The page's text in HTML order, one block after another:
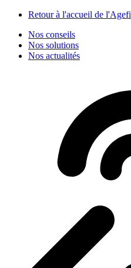
Retour à l'accueil de
Nos conseils
Nos solutions
Nos actualités